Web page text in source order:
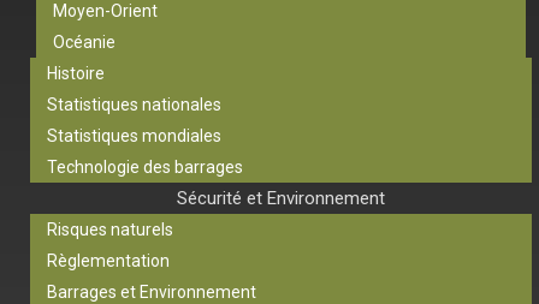
Moyen-Orient
Océanie
Histoire
Statistiques nationales
Statistiques mondiales
Technologie des barrages
Sécurité et Environnement
Risques naturels
Règlementation
Barrages et Environnement